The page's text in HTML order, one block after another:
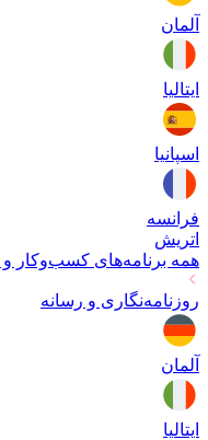
آلمان
ایتالیا
اسپانیا
فرانسه
اتریش
همه برنامه‌های کسب‌وکار و
روزنامه‌نگاری و رسانه
آلمان
ایتالیا